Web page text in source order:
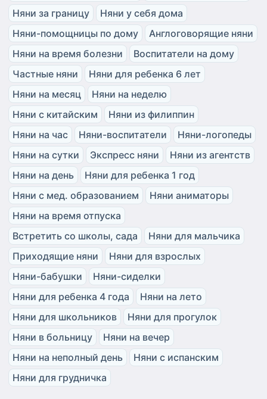
Няни за границу
Няни у себя дома
Няни-помощницы по дому
Англоговорящие няни
Няни на время болезни
Воспитатели на дому
Частные няни
Няни для ребенка 6 лет
Няни на месяц
Няни на неделю
Няни с китайским
Няни из филиппин
Няни на час
Няни-воспитатели
Няни-логопеды
Няни на сутки
Экспресс няни
Няни из агентств
Няни на день
Няни для ребенка 1 год
Няни с мед. образованием
Няни аниматоры
Няни на время отпуска
Встретить со школы, сада
Няни для мальчика
Приходящие няни
Няни для взрослых
Няни-бабушки
Няни-сиделки
Няни для ребенка 4 года
Няни на лето
Няни для школьников
Няни для прогулок
Няни в больницу
Няни на вечер
Няни на неполный день
Няни с испанским
Няни для грудничка